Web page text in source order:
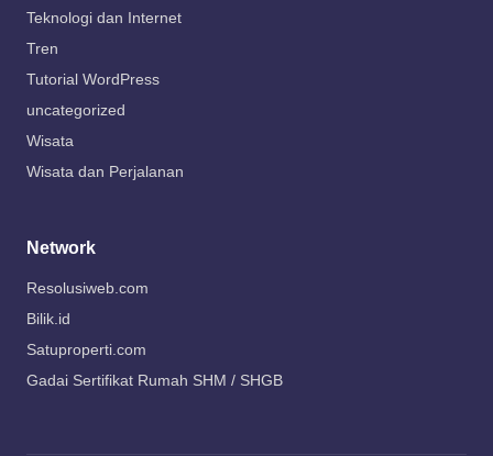
Teknologi dan Internet
Tren
Tutorial WordPress
uncategorized
Wisata
Wisata dan Perjalanan
Network
Resolusiweb.com
Bilik.id
Satuproperti.com
Gadai Sertifikat Rumah SHM / SHGB